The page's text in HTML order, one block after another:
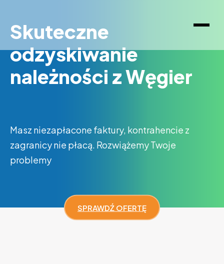
Skuteczne
odzyskiwanie
należności z Węgier
Masz niezapłacone faktury, kontrahencie z
zagranicy nie płacą. Rozwiążemy Twoje
problemy
SPRAWDŹ OFERTĘ